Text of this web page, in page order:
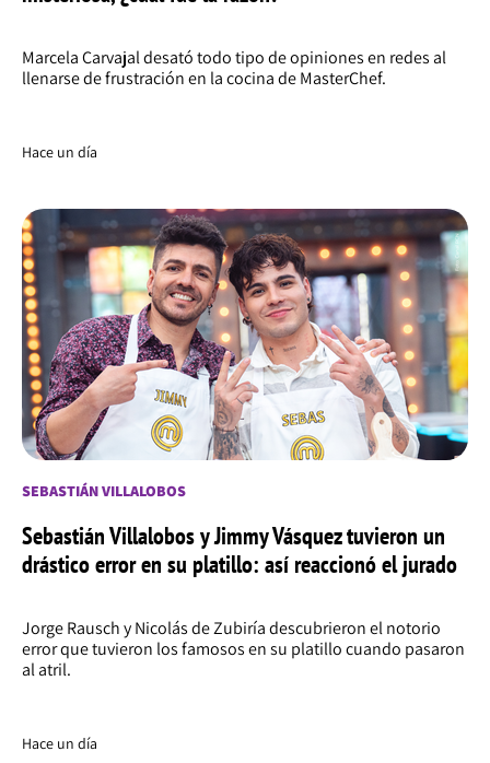
Marcela Carvajal desató todo tipo de opiniones en redes al
llenarse de frustración en la cocina de MasterChef.
Hace un día
SEBASTIÁN VILLALOBOS
Sebastián Villalobos y Jimmy Vásquez tuvieron un
drástico error en su platillo: así reaccionó el jurado
Jorge Rausch y Nicolás de Zubiría descubrieron el notorio
error que tuvieron los famosos en su platillo cuando pasaron
al atril.
Hace un día